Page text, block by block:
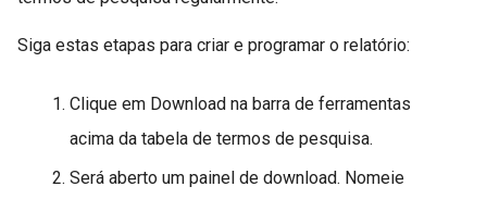
Siga estas etapas para criar e programar o relatório:
Clique em Download na barra de ferramentas
acima da tabela de termos de pesquisa.
Será aberto um painel de download. Nomeie